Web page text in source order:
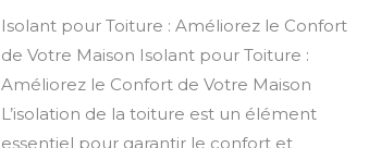
le
Confort
de
Votre
Isolant pour Toiture : Améliorez le Confort
de Votre Maison Isolant pour Toiture :
Améliorez le Confort de Votre Maison
L’isolation de la toiture est un élément
essentiel pour garantir le confort et